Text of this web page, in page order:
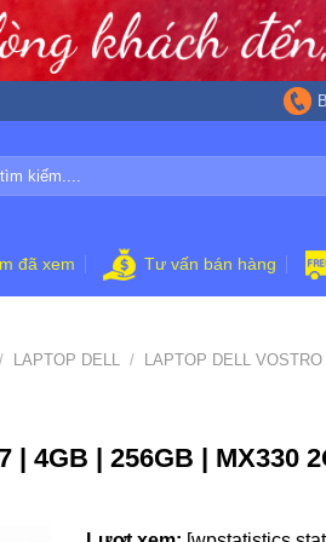
đã xem Tư vấn bán hàng
/ LAPTOP DELL / LAPTOP DELL VOSTRO
| 4GB | 256GB | MX330